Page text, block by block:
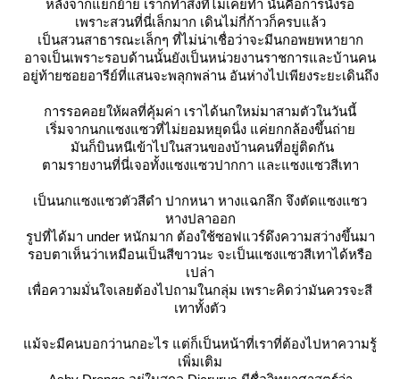
หลังจากแยกย้าย เราก็ทำสิ่งที่ไม่เคยทำ นั่นคือการนั่งรอ
เพราะสวนที่นี่เล็กมาก เดินไม่กี่ก้าวก็ครบแล้ว
เป็นสวนสาธารณะเล็กๆ ที่ไม่น่าเชื่อว่าจะมีนกอพยพหายาก
อาจเป็นเพราะรอบด้านนั้นยังเป็นหน่วยงานราชการและบ้านคน
อยู่ท้ายซอยอารีย์ที่แสนจะพลุกพล่าน อันห่างไปเพียงระยะเดินถึง
การรอคอยให้ผลที่คุ้มค่า เราได้นกใหม่มาสามตัวในวันนี้
เริ่มจากนกแซงแซวที่ไม่ยอมหยุดนิ่ง แค่ยกกล้องขึ้นถ่า
มันก็บินหนีเข้าไปในสวนของบ้านคนที่อยู่ติดกัน
ตามรายงานที่นี่เจอทั้งซงแซวปากกา ละแซงแซวสีเทา
เป็นนกแซงแซวตัวสีดำ ปากหนา หางแฉกลึก จึงตัดซงแซว
หางปลาออก
รูปที่ได้มา under หนักมาก ต้องใช้ซอฟแวร์ดึงความสว่างขึ้นมา
รอบตาเห็นว่าเหมือนเป็นสีขาวนะ จะเป็นซงแซวสีเทาได้หรือ
เปล่า
เพื่อความมั่นใจเลยต้องไปถามในกลุ่ม เพราะคิดว่ามันควรจะสี
เทาทั้งตัว
ม้จะมีคนบอกว่านกอะไร แต่ก็เป็นหน้าที่เราที่ต้องไปหาความรู้
เพิ่มเติม